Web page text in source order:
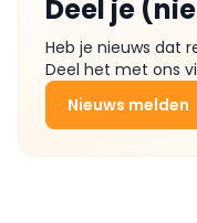
Deel je
Heb je nieuws dat
Deel het met ons
Nieuws melden